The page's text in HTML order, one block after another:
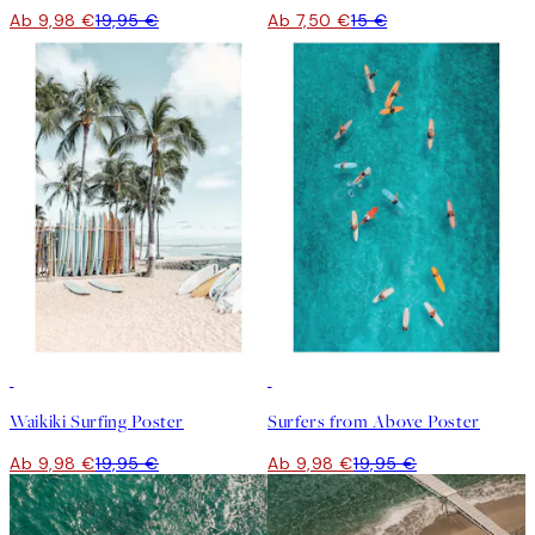
Ab 9,98 €19,95 € Ab 7,50 €15 €
Waikiki Surfing Poster
Ab 9,98 €19,95 €
Surfers from Above Poster
Ab 9,98 €19,95 €